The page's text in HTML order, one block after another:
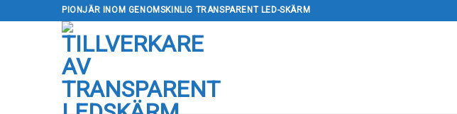
till
PIONJÄR INOM GENOMSKINLIG TRANSPARENT LED-SKÄRM